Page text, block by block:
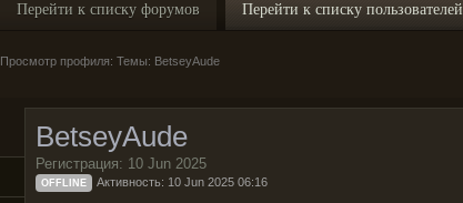
Перейти к списку форумов Перейти к списку пользователей
Просмотр профиля: Темы: BetseyAude
BetseyAude
Регистрация: 10 Jun 2025
OFFLINE Активность: 10 Jun 2025 06:16